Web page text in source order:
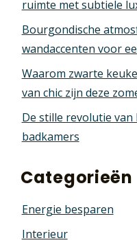
ruimte met subtiele
Bourgondische
wandaccenten voor
Waarom zwarte
van chic zijn deze
De stille revolutie
badkamers
Categorieën
Energie besparen
Interieur